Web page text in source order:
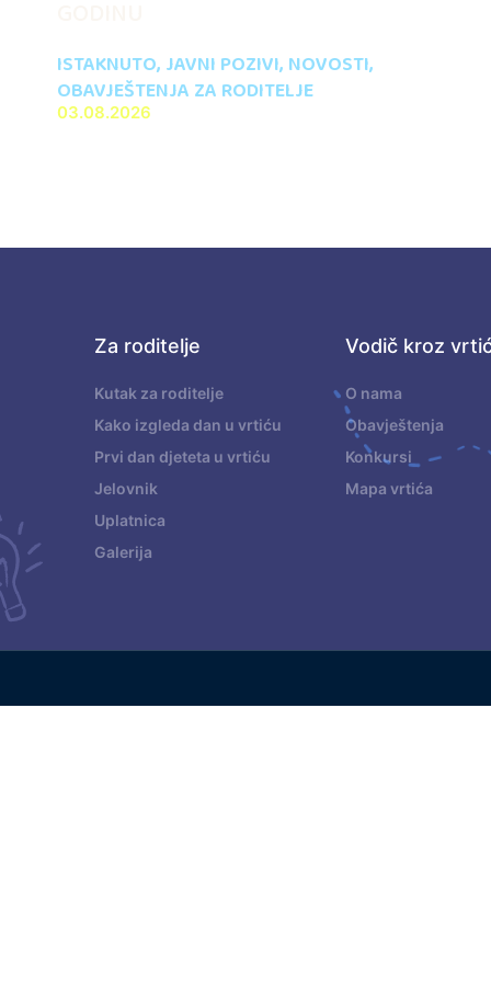
ISTAKNUTO, JAVNI POZIVI, NOVOSTI,
OBAVJEŠTENJA ZA RODITELJE
03.08.2026
Za roditelje
Kutak za roditelje
Kako izgleda dan u vrtiću
Prvi dan djeteta u vrtiću
Jelovnik
Uplatnica
Galerija
Vodič kroz
O nama
Obavještenja
Konkursi
Mapa vrtića